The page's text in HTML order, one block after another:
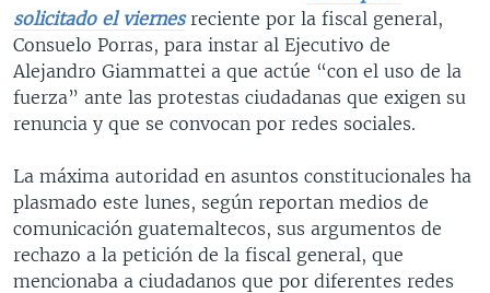
solicitado el viernes reciente por la fiscal general,
Consuelo Porras, para instar al Ejecutivo de
Alejandro Giammattei a que actúe “con el uso de la
fuerza” ante las protestas ciudadanas que exigen su
renuncia y que se convocan por redes sociales.
La máxima autoridad en asuntos constitucionales ha
plasmado este lunes, según reportan medios de
comunicación guatemaltecos, sus argumentos de
rechazo a la petición de la fiscal general, que
mencionaba a ciudadanos que por diferentes redes